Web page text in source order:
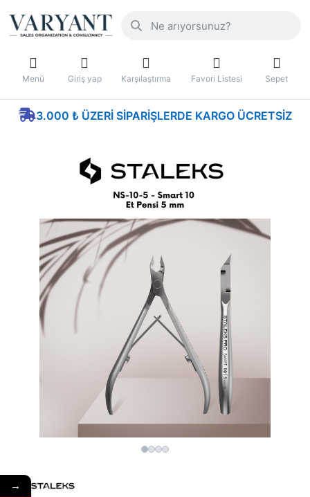
Menü Giriş yap Karşılaştırma Favori Listesi Sepet
3.000 ₺ ÜZERI SIPARIŞLERDE KARGO ÜCRETSIZ
→